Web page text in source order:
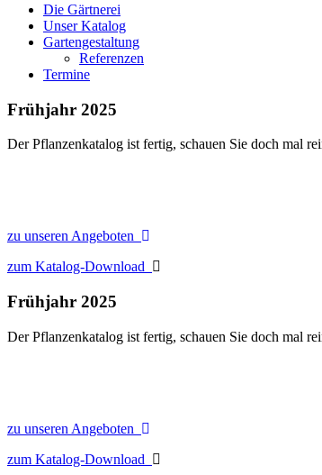
Die Gärtnerei
Unser Katalog
Gartengestaltung
Referenzen
Termine
Frühjahr 2025
Der Pflanzenkatalog ist fertig, schauen Sie doch mal
zu unseren Angeboten
zum Katalog-Download
Frühjahr 2025
Der Pflanzenkatalog ist fertig, schauen Sie doch mal
zu unseren Angeboten
zum Katalog-Download